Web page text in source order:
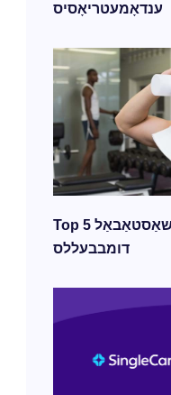
ענדאָמעטריאָסיס
Top 5 בעסטער אַדזשאַסטאַבאַל
דומבבעללס